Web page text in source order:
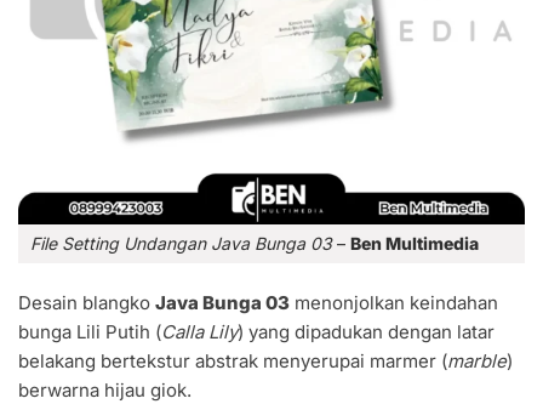
File Setting Undangan Java Bunga 03– Ben Multimedia
Desain blangko Java Bunga 03 menonjolkan keindahan
bunga Lili Putih (Calla Lily) yang dipadukan dengan latar
belakang bertekstur abstrak menyerupai marmer (marble)
berwarna hijau giok.